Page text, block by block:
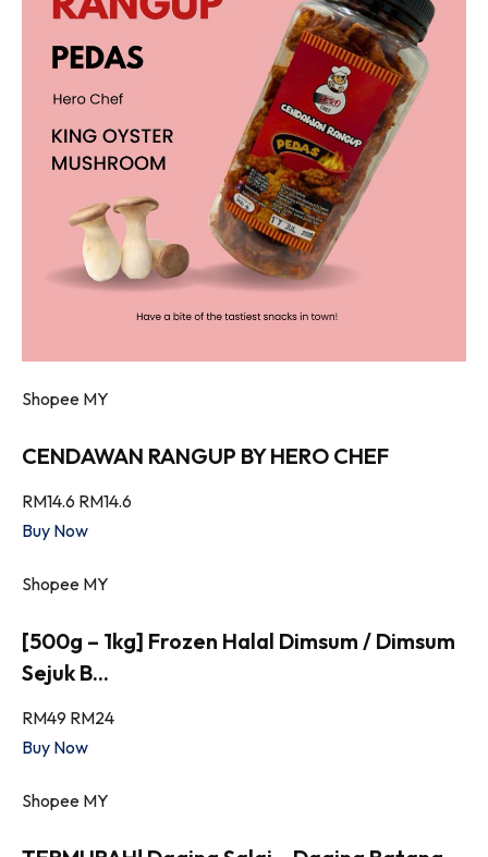
Shopee MY
CENDAWAN RANGUP BY HERO CHEF
RM14.6 RM14.6
Buy Now
Shopee MY
[500g – 1kg] Frozen Halal Dimsum / Dimsum
Sejuk B...
RM49 RM24
Buy Now
Shopee MY